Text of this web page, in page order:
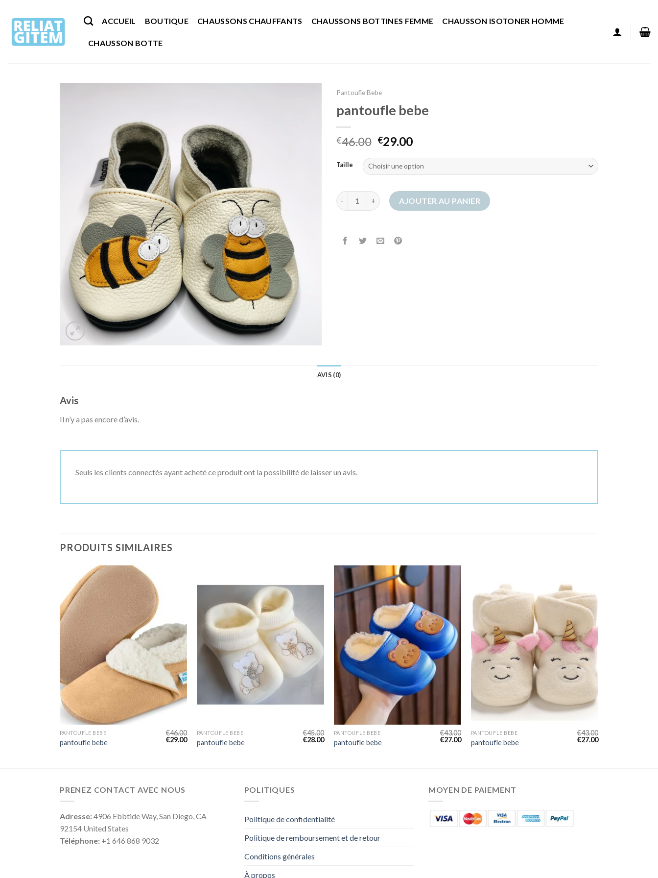
contenu
ACCUEIL BOUTIQUE CHAUSSONS CHAUFFANTS CHAUSSONS BOTTINES FEMME CHAUSSON ISOTONER HOMME
CHAUSSON BOTTE
Pantoufle Bebe
pantoufle bebe
€46.00 €29.00
Taille
quantité de pantoufle bebeAJOUTER AU PANIER
AVIS (0)
Avis
Il n’y a pas encore d’avis.
Seuls les clients connectés ayant acheté ce produit ont la possibilité de laisser un avis.
PRODUITS SIMILAIRES
PANTOUFLE BEBE
pantoufle bebe
€46.00
€29.00
PANTOUFLE BEBE
pantoufle bebe
€45.00
€28.00
PANTOUFLE BEBE
pantoufle bebe
€43.00
€27.00
PANTOUFLE BEBE
pantoufle bebe
€43.00
€27.00
PRENEZ CONTACT AVEC NOUS
Adresse:4906 Ebbtide Way, San Diego, CA
92154 United States
Téléphone: +1 646 868 9032
POLITIQUES
Politique de confidentialité
Politique de remboursement et de retour
Conditions générales
À propos
MOYEN DE PAIEMENT